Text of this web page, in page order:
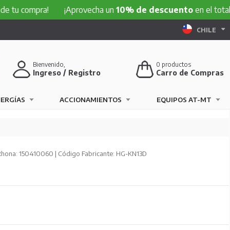
¡Aprovecha un10% de descuentoen el total de tu
CHILE
0 productos
Carro de Compras
Bienvenido,
Ingreso / Registro
ACCIONAMIENTOS EQUIPOS AT-MT
150410060 | Código Fabricante: HG-KN13D